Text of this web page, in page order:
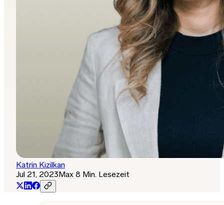
Katrin Kizilkan
Jul 21, 2023Max 8 Min. Lesezeit